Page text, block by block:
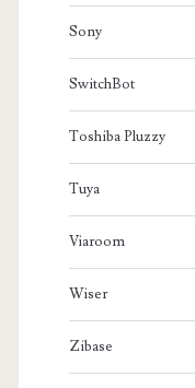
Sony
SwitchBot
Toshiba Pluzzy
Tuya
Viaroom
Wiser
Zibase